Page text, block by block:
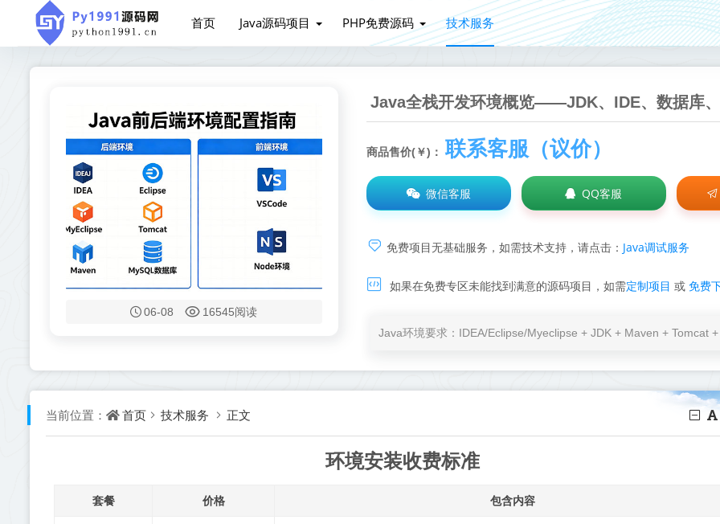
首页 Java源码项目 PHP免费源码 技术服务
06-08 16545阅读
Java全栈开发环境概览——JDK、IDE、数据库、
商品售价(￥)： 联系客服（议价）
微信客服 QQ客服
免费项目无基础服务，如需技术支持，请点击： Java调试服务
如果在免费专区未能找到满意的源码项目，如需定制项目 或 免费
Java环境要求：IDEA/Eclipse/Myeclipse + JDK + Maven + Tomcat
当前位置： 首页 技术服务 正文
环境安装收费标准
套餐 价格 包含内容